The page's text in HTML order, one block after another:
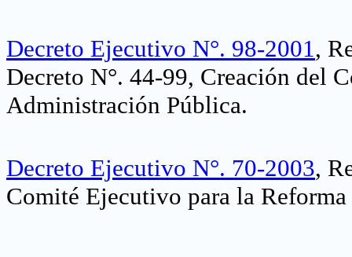
Decreto Ejecutivo N°. 98-2001,
Decreto N°. 44-99, Creación del
Administración Pública.
Decreto Ejecutivo N°. 70-2003,
Comité Ejecutivo para la